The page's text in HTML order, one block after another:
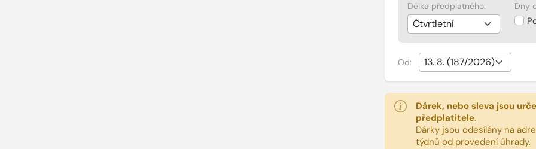
Délka předplatného: Dny
Od:
Dárek, nebo sleva jsou
předplatitele.
Dárky jsou odesílány na
týdnů od provedení úhrady.